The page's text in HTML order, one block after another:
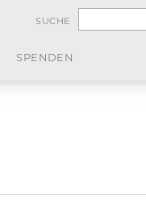
SPENDEN
SUCHE